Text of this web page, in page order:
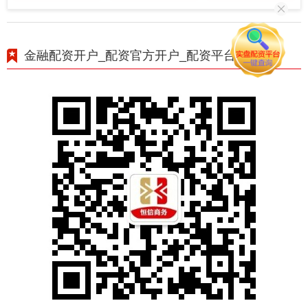
金融配资开户_配资官方开户_配资平台开户